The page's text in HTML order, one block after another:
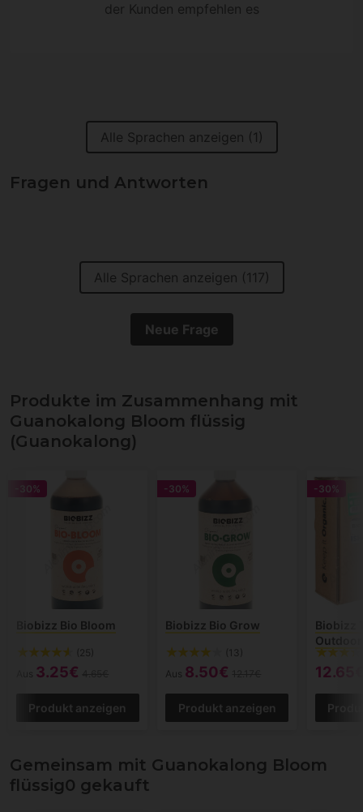
der Kunden empfehlen es
Alle Sprachen anzeigen (1)
Fragen und Antworten
Alle Sprachen anzeigen (117)
Neue Frage
Produkte im Zusammenhang mit
Guanokalong Bloom flüssig
(Guanokalong)
-30%
Biobizz Bio Bloom
(25)
3.25€
Produkt anzeigen
-30%
Biobizz Bio Grow
(13)
Aus 8.50€
Produkt anzeigen
-30%
Biobizz
Outdoor
Gemeinsam mit Guanokalong Bloom
flüssig0 gekauft